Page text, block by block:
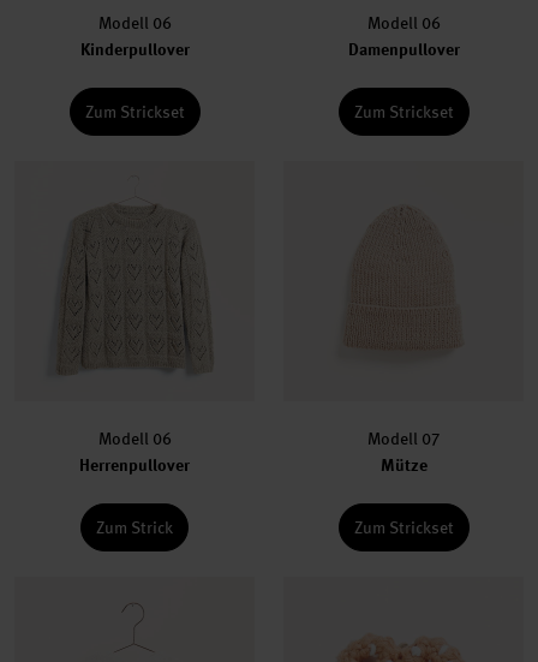
Modell 06
Kinderpullover
Zum Strickset
Modell 06
Damenpullover
Zum Strickset
Modell 06
Herrenpullover
Zum Strick
Modell 07
Mütze
Zum Strickset